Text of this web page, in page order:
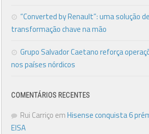
“Converted by Renault”: uma solução de
transformação chave na mão
Grupo Salvador Caetano reforça
nos países nórdicos
COMENTÁRIOS RECENTES
Rui Carriço emHisense conquista 6
EISA